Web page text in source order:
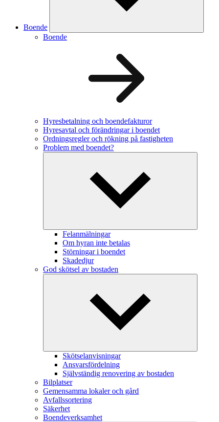
Boende
Boende
Hyresbetalning och boendefakturor
Hyresavtal och förändringar i boendet
Ordningsregler och rökning på fastigheten
Problem med boendet?
Felanmälningar
Om hyran inte betalas
Störningar i boendet
Skadedjur
God skötsel av bostaden
Skötselanvisningar
Ansvarsfördelning
Självständig renovering av bostaden
Bilplatser
Gemensamma lokaler och gård
Avfallssortering
Säkerhet
Boendeverksamhet